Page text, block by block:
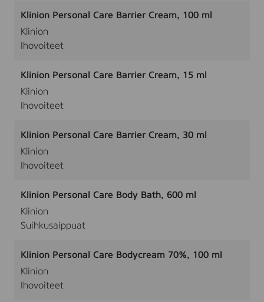
Klinion Personal Care Barrier Cream, 100 ml
Klinion
Ihovoiteet
Klinion Personal Care Barrier Cream, 15 ml
Klinion
Ihovoiteet
Klinion Personal Care Barrier Cream, 30 ml
Klinion
Ihovoiteet
Klinion Personal Care Body Bath, 600 ml
Klinion
Suihkusaippuat
Klinion Personal Care Bodycream 70%, 100 ml
Klinion
Ihovoiteet